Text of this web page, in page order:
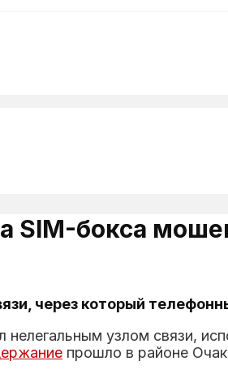
SIM-бокса
через который
узлом связи,
прошло в районе